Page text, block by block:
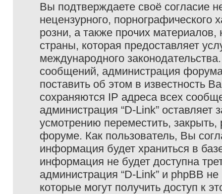
Вы подтверждаете своё согласие
нецензурного, порнографического
розни, а также прочих
страны, которая предоставляет
международного
сообщений, администрация
поставить об этом в известность
сохраняются IP адреса всех
администрация “D-Link”
усмотрению переместить,
форуме. Как пользователь, Вы
информация будет храниться в
информация не будет доступна
администрация “D-Link” и phpBB
которые могут получить доступ к